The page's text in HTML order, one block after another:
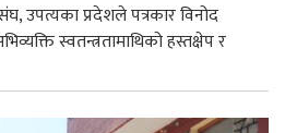
उपत्यका प्रदेशले पत्रकार विनोद
स्वतन्त्रतामाथिको हस्तक्षेप र